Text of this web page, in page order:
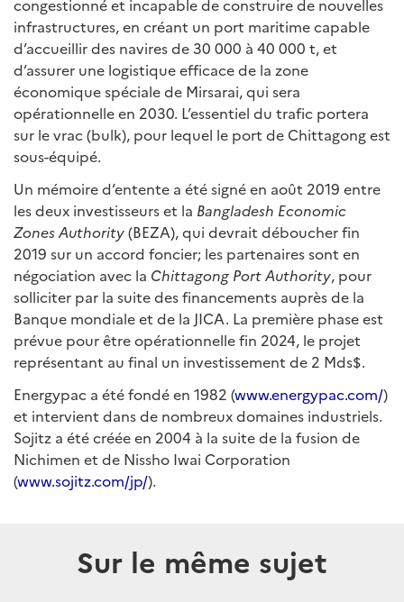
congestionné et incapable de construire de nouvelles
infrastructures, en créant un port maritime capable
d’accueillir des navires de 30 000 à 40 000 t, et
d’assurer une logistique efficace de la zone
économique spéciale de Mirsarai, qui sera
opérationnelle en 2030. L’essentiel du trafic portera
sur le vrac (bulk), pour lequel le port de Chittagong est
sous-équipé.
Un mémoire d’entente a été signé en août 2019 entre
les deux investisseurs et la Bangladesh Economic
Zones Authority(BEZA), qui devrait déboucher fin
2019 sur un accord foncier; les partenaires sont en
négociation avec la Chittagong Port Authority, pour
solliciter par la suite des financements auprès de la
Banque mondiale et de la JICA. La première phase est
prévue pour être opérationnelle fin 2024, le projet
représentant au final un investissement de 2 Mds$.
Energypac a été fondé en 1982 (www.energypac.com/)
et intervient dans de nombreux domaines industriels.
Sojitz a été créée en 2004 à la suite de la fusion de
Nichimen et de Nissho Iwai Corporation
(www.sojitz.com/jp/).
Sur le même sujet